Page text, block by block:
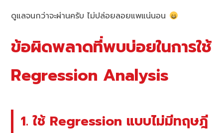
ดูแลจนกว่าจะผ่านครับ ไม่ปล่อยลอยแพแน่นอน
ข้อผิดพลาดที่พบบ่อยในการใช้
Regression Analysis
1. ใช้ Regression แบบไม่มีทฤษฎี